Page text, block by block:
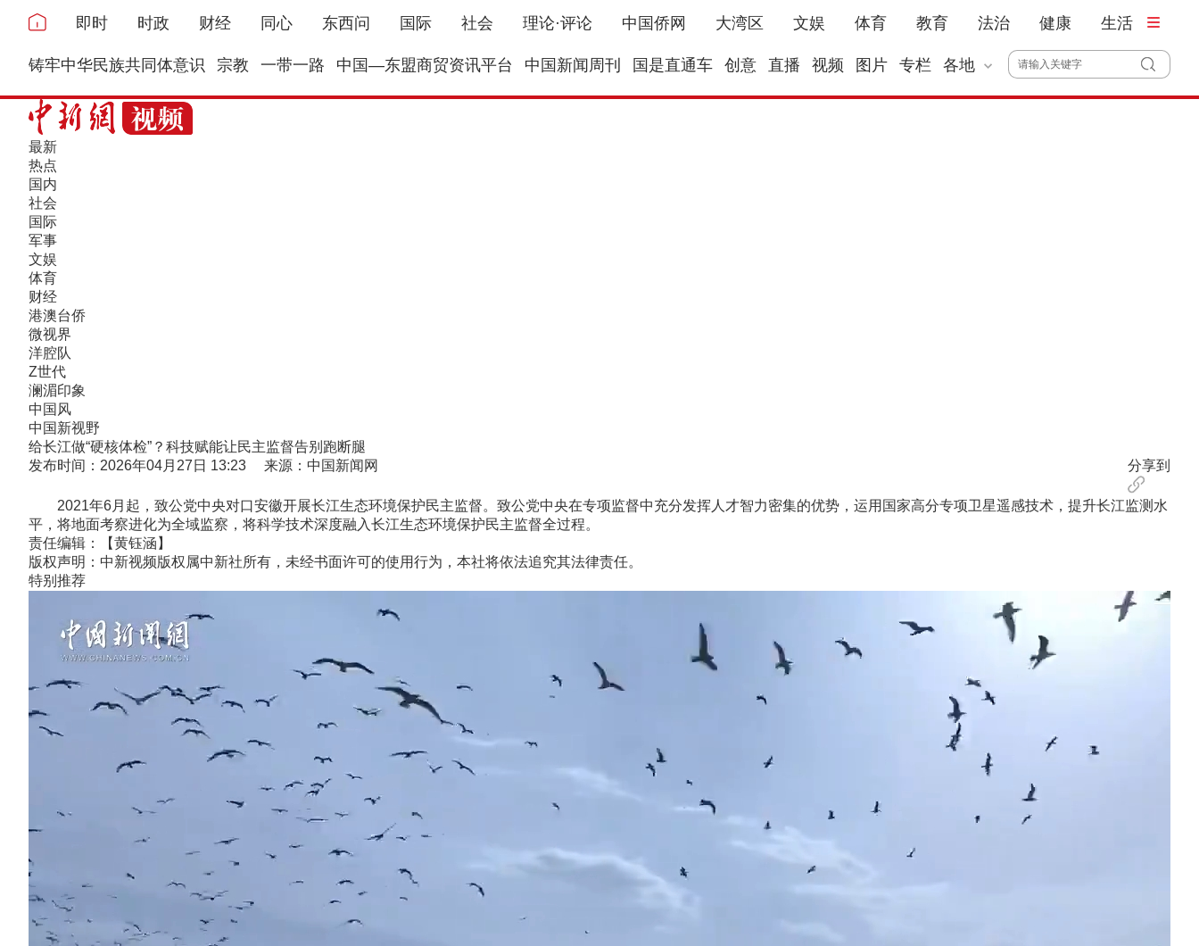
即时 时政 财经 同心 东西问 国际 社会 理论·评论 中国侨网 大湾区 文娱 体育 教育 法治 健康 生活
铸牢中华民族共同体意识 宗教 一带一路 中国—东盟商贸资讯平台 中国新闻周刊 国是直通车 创意 直播 视频 图片 专栏 各地
最新
热点
国内
社会
国际
军事
文娱
体育
财经
港澳台侨
微视界
洋腔队
Z世代
澜湄印象
中国风
中国新视野
给长江做“硬核体检”？科技赋能让民主监督告别跑断腿
发布时间：2026年04月27日 13:23 来源：中国新闻网
分享到
2021年6月起，致公党中央对口安徽开展长江生态环境保护民主监督。致公党中央在专项监督中充分发挥人才智力密集的优势，运用国家高分专项卫星遥感技术，提升长江监测水
平，将地面考察进化为全域监察，将科学技术深度融入长江生态环境保护民主监督全过程。
责任编辑：【黄钰涵】
版权声明：中新视频版权属中新社所有，未经书面许可的使用行为，本社将依法追究其法律责任。
特别推荐